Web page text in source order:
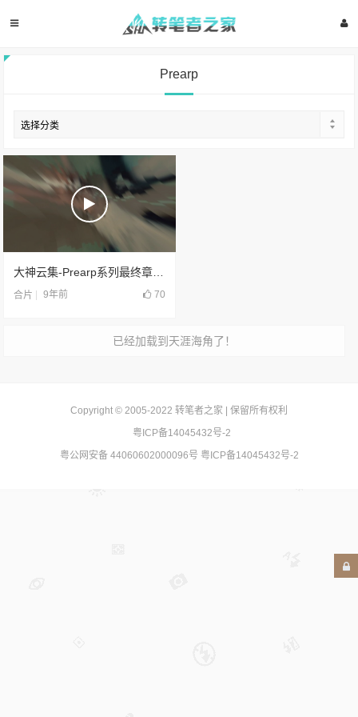
Prearp
大神云集-Prearp系列最终章 Prearp’Ⅴ(2017)
合片 9年前 70
已经加载到天涯海角了！
Copyright © 2005-2022 转笔者之家 | 保留所有权利
粤ICP备14045432号-2
粤公网安备 44060602000096号 粤ICP备14045432号-2